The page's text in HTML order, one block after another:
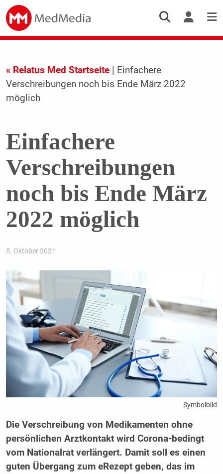
« Relatus Med Startseite| Einfachere
Verschreibungen noch bis Ende März 2022
möglich
Einfachere
Verschreibungen
noch bis Ende März
2022 möglich
5. Oktober 2021
Symbolbild
Die Verschreibung von Medikamenten ohne
persönlichen Arztkontakt wird Corona-bedingt
vom Nationalrat verlängert. Damit soll es einen
guten Übergang zum eRezept geben, das im